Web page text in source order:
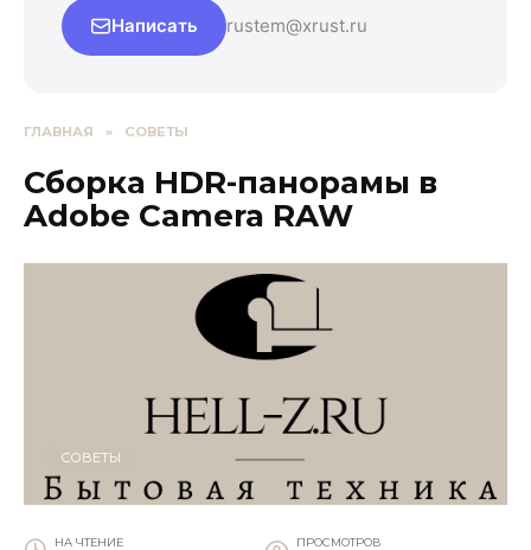
Написать rustem@xrust.ru
ГЛАВНАЯ » СОВЕТЫ
Сборка HDR-панорамы в
Adobe Camera RAW
СОВЕТЫ
НА ЧТЕНИЕ ПРОСМОТРОВ